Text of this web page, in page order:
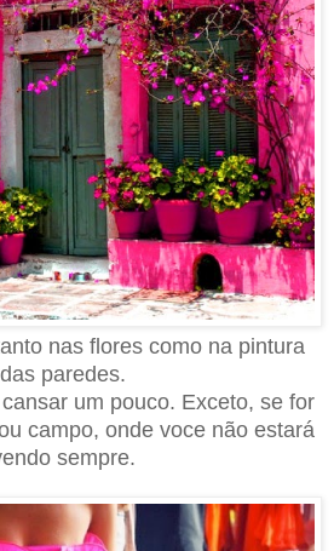
nas flores como na pintura
das paredes.
um pouco. Exceto, se for
campo, onde voce não estará
sempre.